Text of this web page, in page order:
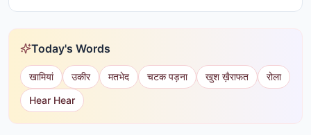
Today's Words
खामियां उकीर मतभेद चटक पड़ना खुश ख़ैराफत
रोला
Hear Hear